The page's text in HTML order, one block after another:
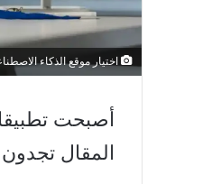
اختيار موقع الذكاء
أصبحت
المقال تجدون